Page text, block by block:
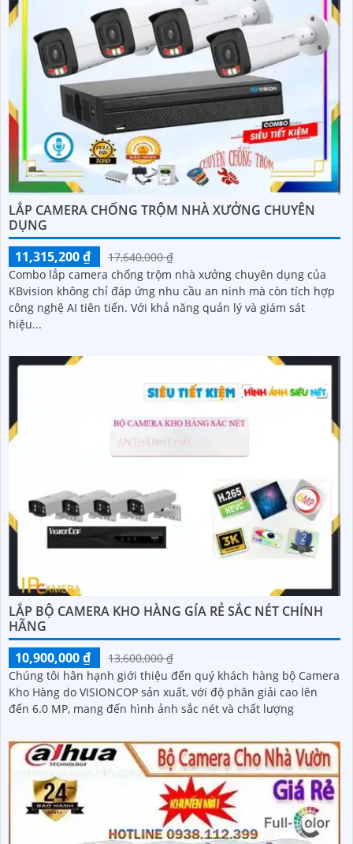
LẮP CAMERA CHỐNG TRỘM NHÀ XƯỞNG CHUYÊN
DỤNG
11,315,200 ₫
17,640,000 ₫
Combo lắp camera chống trộm nhà xưởng chuyên dụng của
KBvision không chỉ đáp ứng nhu cầu an ninh mà còn tích hợp
công nghệ AI tiên tiến. Với khả năng quản lý và giám sát
hiệu...
LẮP BỘ CAMERA KHO HÀNG GÍA RẺ SẮC NÉT CHÍNH
HÃNG
10,900,000 ₫
13,600,000 ₫
Chúng tôi hân hạnh giới thiệu đến quý khách hàng bộ Camera
Kho Hàng do VISIONCOP sản xuất, với độ phân giải cao lên
đến 6.0 MP, mang đến hình ảnh sắc nét và chất lượng